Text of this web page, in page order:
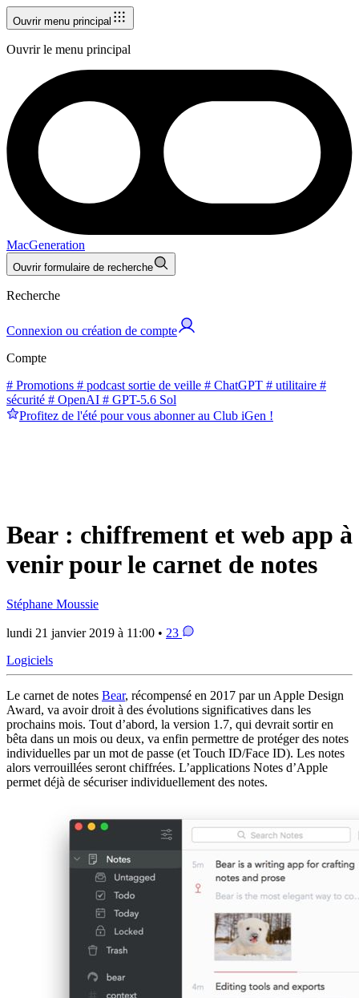
Ouvrir menu principal
Ouvrir le menu principal
MacGeneration
Ouvrir formulaire de recherche
Recherche
Connexion ou création de compte
Compte
# Promotions # podcast sortie de veille # ChatGPT # utilitaire #
sécurité # OpenAI # GPT-5.6 Sol
Profitez de l'été pour vous abonner au Club iGen !
Bear : chiffrement et web app à
venir pour le carnet de notes
Stéphane Moussie
lundi 21 janvier 2019 à 11:00 • 23
Logiciels
Le carnet de notes Bear, récompensé en 2017 par un Apple Design
Award, va avoir droit à des évolutions significatives dans les
prochains mois. Tout d’abord, la version 1.7, qui devrait sortir en
bêta dans un mois ou deux, va enfin permettre de protéger des notes
individuelles par un mot de passe (et Touch ID/Face ID). Les notes
alors verrouillées seront chiffrées. L’applications Notes d’Apple
permet déjà de sécuriser individuellement des notes.